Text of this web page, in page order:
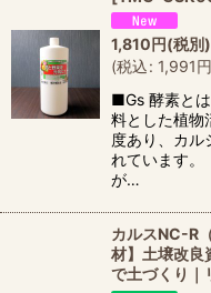
1,810円(税別)
(税込: 1,991円
■Gs 酵素と
料とした植物
度あり、カル
れています。
が…
カルスNC-R
材】土壌改良
で土づくり｜